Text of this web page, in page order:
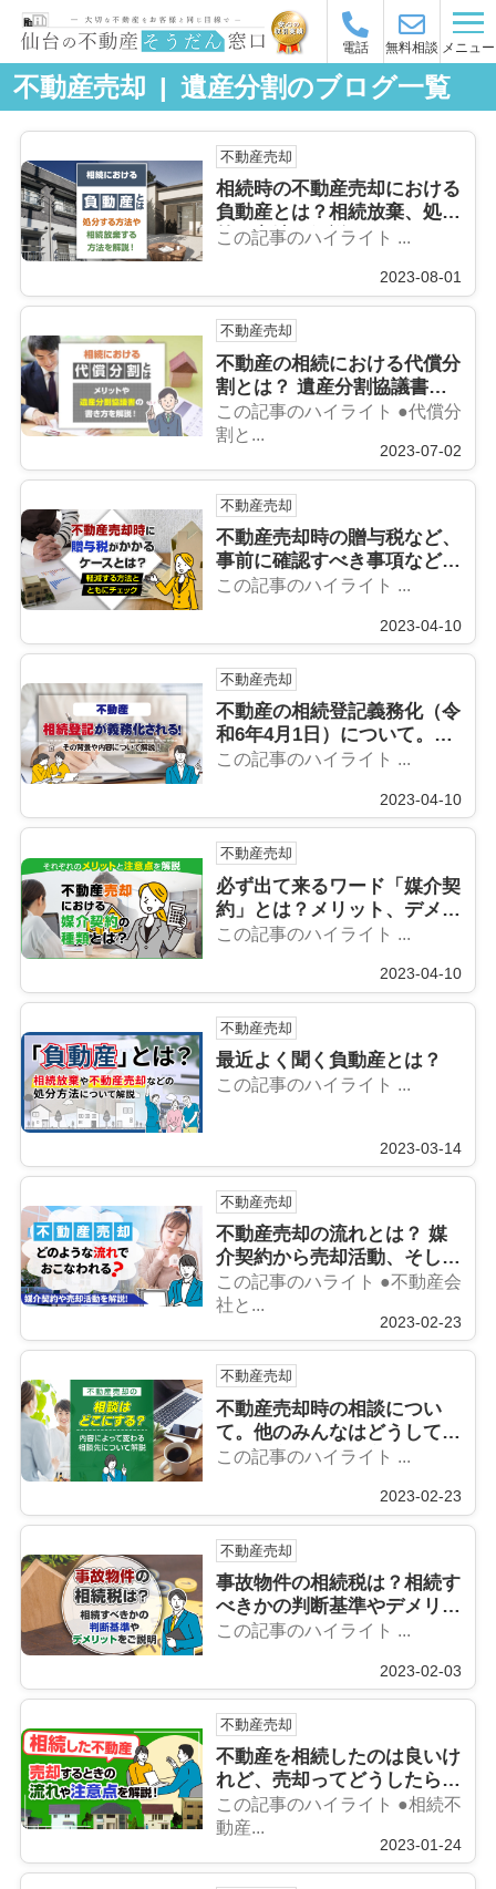
電話 無料相談 メニュー
不動産売却 | 遺産分割のブログ一覧
不動産売却
相続時の不動産売却における
負動産とは？相続放棄、処分
等の方法を解説！
この記事のハイライト ...
2023-08-01
不動産売却
不動産の相続における代償分
割とは？ 遺産分割協議書と
は？その特徴やメリットにつ
いて解説！
この記事のハイライト ●代償分
割と...
2023-07-02
不動産売却
不動産売却時の贈与税など、
事前に確認すべき事項などを
まとめてチェックしましょ
この記事のハイライト ...
2023-04-10
不動産売却
不動産の相続登記義務化（令
和6年4月1日）について。相
続で不動産を取得した方は要
この記事のハイライト ...
2023-04-10
不動産売却
必ず出て来るワード「媒介契
約」とは？メリット、デメリ
ットなどご紹介します！
この記事のハイライト ...
2023-04-10
不動産売却
最近よく聞く負動産とは？
この記事のハイライト ...
2023-03-14
不動産売却
不動産売却の流れとは？ 媒
介契約から売却活動、そして
成約まで。じっくり解説しま
す！
この記事のハライト ●不動産会
社と...
2023-02-23
不動産売却
不動産売却時の相談につい
て。他のみんなはどうして
る？内容によって変わります
専門不動産に相談しましょ
う！
この記事のハイライト ...
2023-02-23
不動産売却
事故物件の相続税は？相続す
べきかの判断基準やデメリッ
トをご説明
この記事のハイライト ...
2023-02-03
不動産売却
不動産を相続したのは良いけ
れど、売却ってどうしたら良
い？？流れや注意点について
解説します！
この記事のハイライト ●相続不
動産...
2023-01-24